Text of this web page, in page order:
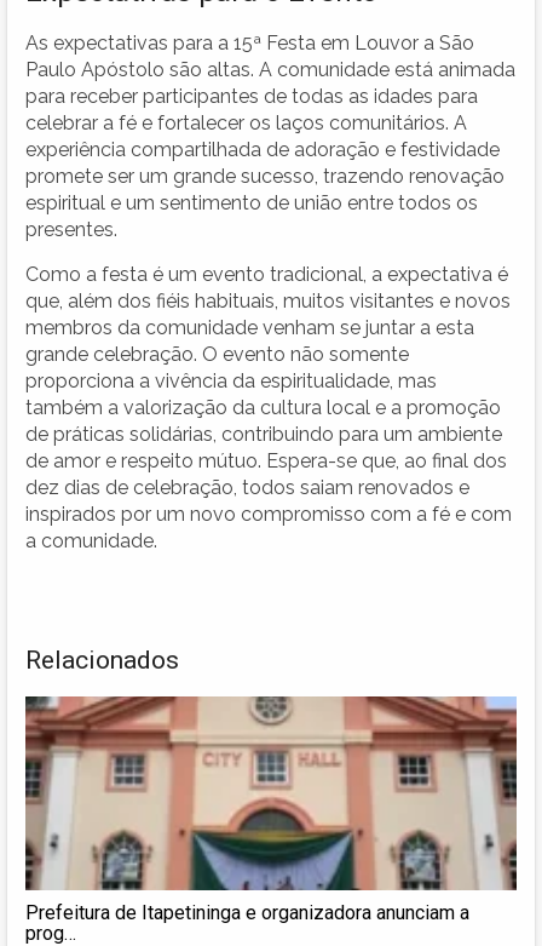
As expectativas para a 15ª Festa em Louvor a São
Paulo Apóstolo são altas. A comunidade está animada
para receber participantes de todas as idades para
celebrar a fé e fortalecer os laços comunitários. A
experiência compartilhada de adoração e festividade
promete ser um grande sucesso, trazendo renovação
espiritual e um sentimento de união entre todos os
presentes.
Como a festa é um evento tradicional, a expectativa é
que, além dos fiéis habituais, muitos visitantes e novos
membros da comunidade venham se juntar a esta
grande celebração. O evento não somente
proporciona a vivência da espiritualidade, mas
também a valorização da cultura local e a promoção
de práticas solidárias, contribuindo para um ambiente
de amor e respeito mútuo. Espera-se que, ao final dos
dez dias de celebração, todos saiam renovados e
inspirados por um novo compromisso com a fé e com
a comunidade.
Relacionados
Prefeitura de Itapetininga e organizadora anunciam a
prog…